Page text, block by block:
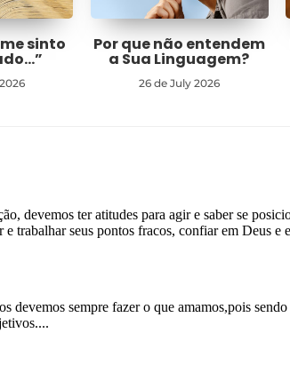
sinto Por que não entendem
a Sua Linguagem?
26 de July 2026